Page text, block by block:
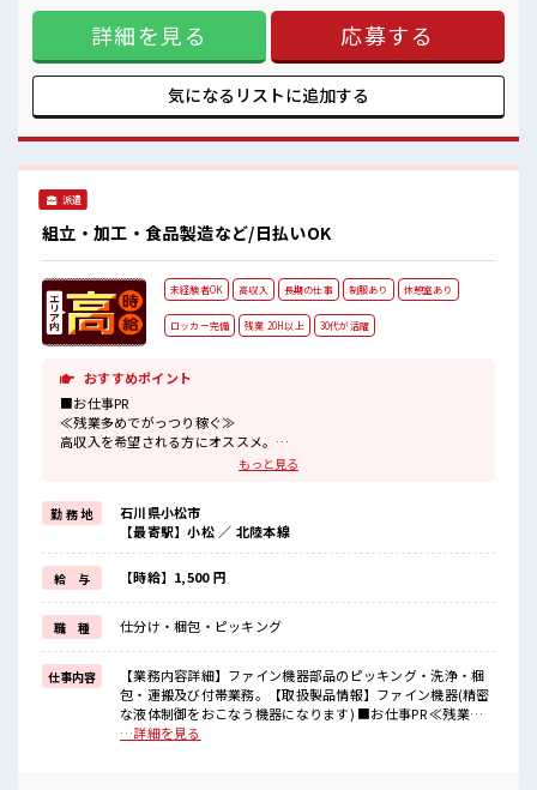
ランクがあっても大丈夫♪ 経験はちょっとだけ…という方も
OK！ ≪残業で稼げる≫ 高収入を希望される方にオススメ。
残業は月20時間以上あります♪ 制服があると毎日の服選びに
悩まずOK♪ ≪収入アップを目指せる≫ 高時給だらけの派遣
のお仕事です！ ■職場の雰囲気 20代活躍中のフレッシュな職
場です☆ しっかり休める休憩室あり！ オンオフの切替もでき
場♪
詳細を見る 応募する
気になるリストに追加する
派遣
組立・加工・食品製造など/日払いOK
未経験者OK 高収入 長期の仕事 制服あり 休憩室あり
ロッカー完備 残業 20H以上 30代が活躍
おすすめポイント
■お仕事PR
≪残業多めでがっつり稼ぐ≫
高収入を希望される方にオススメ。
残業は月20時間以上あります♪
制服があるので、
毎日の服装の悩み解消♪
≪未経験でも活躍できる≫
新しいことにチャレンジするのは不安だけど、
しっかり働く環境が整っています！
イチからスキルUP・ステップUP目指していきましょう！
≪自分に合った期間で働ける≫
福利厚生が整った派遣のお仕事です！
■職場の雰囲気
休憩室で楽しくおしゃべり！
ストレス解消☆
職場にはロッカー完備！
もっと見る
勤 務 地
石川県小松市
【最寄駅】小松 ／ 北陸本線
給 与 【時給】1,500 円
職 種 仕分け・梱包・ピッキング
仕事内容
【業務内容詳細】ファイン機器部品のピッキング・洗浄・梱
包・運搬及び付帯業務。【取扱製品情報】ファイン機器(精密
な液体制御をおこなう機器になります) ■お仕事PR ≪残業多
めでがっつり稼ぐ≫ 高収入を希望される方にオススメ。 残業
…詳細を見る